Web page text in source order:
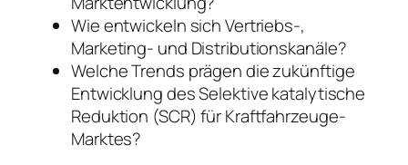
Wie entwickeln sich Vertriebs-,
Marketing- und Distributionskanäle?
Welche Trends prägen die zukünftige
Entwicklung des Selektive katalytische
Reduktion (SCR) für Kraftfahrzeuge-
Marktes?